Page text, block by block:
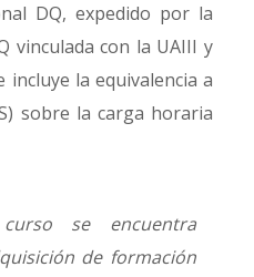
DQ, expedido por la
vinculada con la UAIII y
incluye la equivalencia a
sobre la carga horaria
se encuentra
de formación